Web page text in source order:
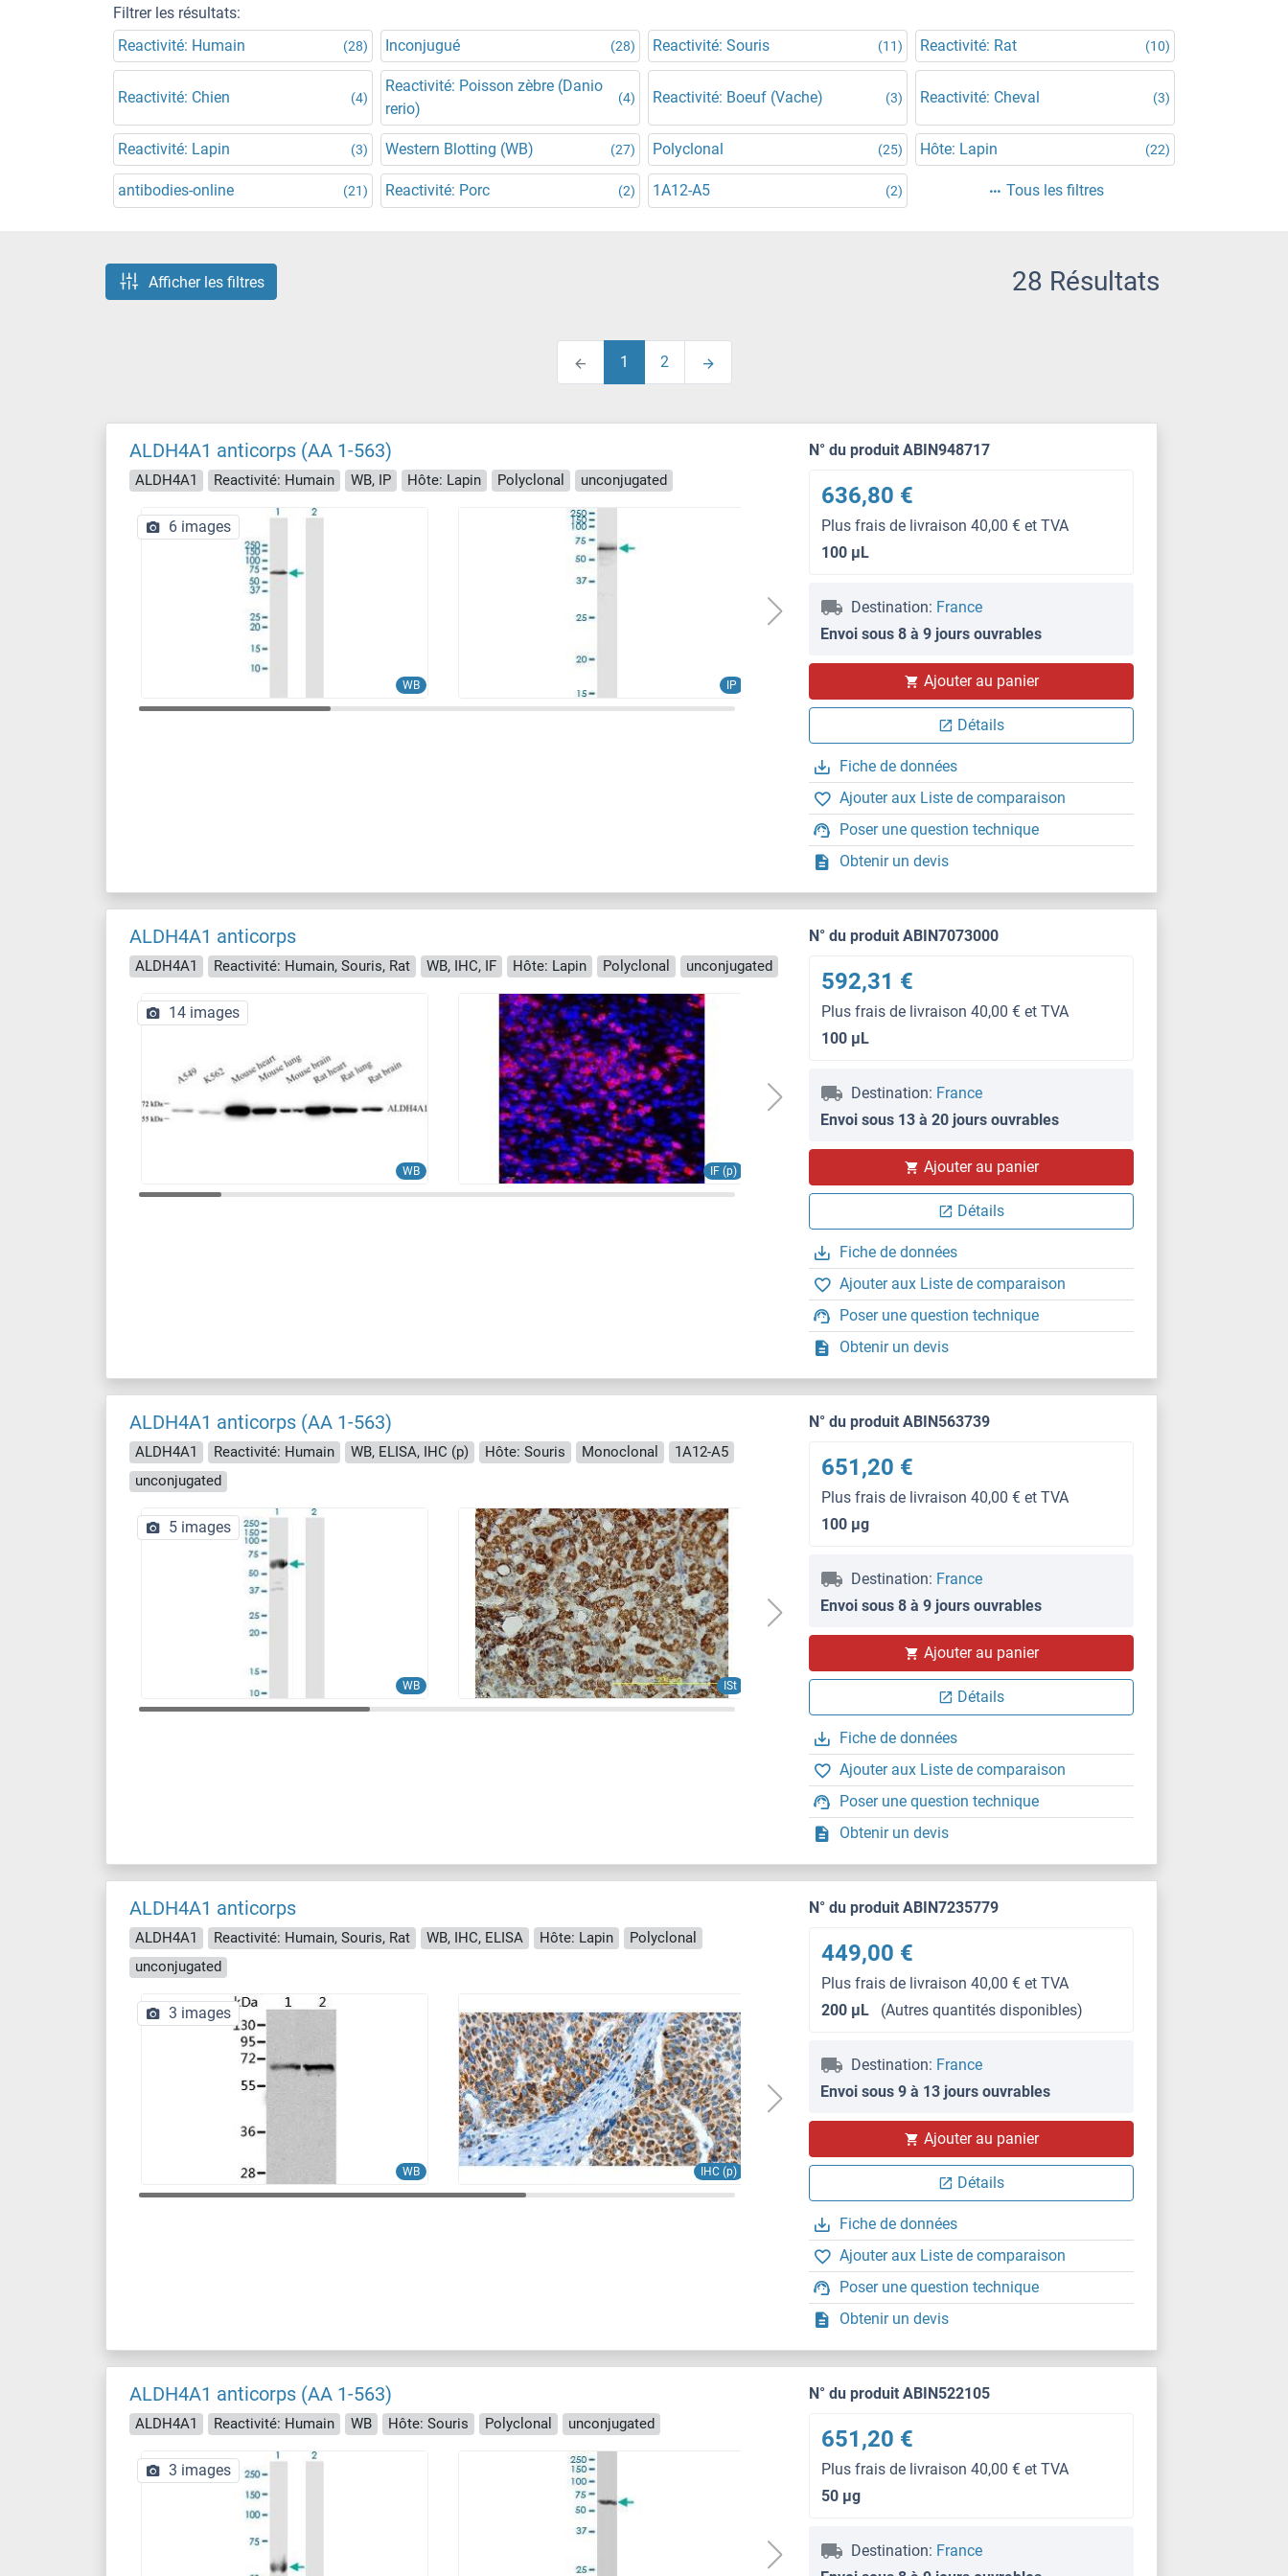
Filtrer les résultats:
Reactivité: Humain
(28) Inconjugué (28) Reactivité: Souris (11) Reactivité: Rat (10)
Reactivité: Chien (4)
Reactivité: Poisson zèbre (Danio
rerio)
(4) Reactivité: Boeuf (Vache) (3) Reactivité: Cheval (3)
Reactivité: Lapin (3) Western Blotting (WB) (27) Polyclonal (25) Hôte: Lapin (22)
antibodies-online (21) Reactivité: Porc (2) 1A12-A5 (2) Tous les filtres
Afficher les filtres 28 Résultats
1 2
ALDH4A1 anticorps (AA 1-563)
ALDH4A1 Reactivité: Humain WB, IP Hôte: Lapin Polyclonal unconjugated
WB IP
WB
6 images
N° du produit ABIN948717
636,80 €
Plus frais de livraison 40,00 € et TVA
100 μL
Destination: France
Envoi sous 8 à 9 jours ouvrables
Ajouter au panier
Détails
Fiche de données
Ajouter aux Liste de comparaison
Poser une question technique
Obtenir un devis
ALDH4A1 anticorps
ALDH4A1 Reactivité: Humain, Souris, Rat WB, IHC, IF Hôte: Lapin Polyclonal unconjugated
WB IF (p)
IF (p)
14 images
N° du produit ABIN7073000
592,31 €
Plus frais de livraison 40,00 € et TVA
100 μL
Destination: France
Envoi sous 13 à 20 jours ouvrables
Ajouter au panier
Détails
Fiche de données
Ajouter aux Liste de comparaison
Poser une question technique
Obtenir un devis
ALDH4A1 anticorps (AA 1-563)
ALDH4A1 Reactivité: Humain WB, ELISA, IHC (p) Hôte: Souris Monoclonal
1A12-A5
unconjugated
WB ISt
ELISA
5 images
N° du produit ABIN563739
651,20 €
Plus frais de livraison 40,00 € et TVA
100 μg
Destination: France
Envoi sous 8 à 9 jours ouvrables
Ajouter au panier
Détails
Fiche de données
Ajouter aux Liste de comparaison
Poser une question technique
Obtenir un devis
ALDH4A1 anticorps
ALDH4A1 Reactivité: Humain, Souris, Rat WB, IHC, ELISA Hôte: Lapin
Polyclonal
unconjugated
WB IHC (p)
IHC (p)
3 images
N° du produit ABIN7235779
449,00 €
Plus frais de livraison 40,00 € et TVA
200 μL
(Autres quantités disponibles)
Destination: France
Envoi sous 9 à 13 jours ouvrables
Ajouter au panier
Détails
Fiche de données
Ajouter aux Liste de comparaison
Poser une question technique
Obtenir un devis
ALDH4A1 anticorps (AA 1-563)
ALDH4A1 Reactivité: Humain WB Hôte: Souris Polyclonal unconjugated
3 images
N° du produit ABIN522105
651,20 €
Plus frais de livraison 40,00 € et TVA
50 μg
Destination: France